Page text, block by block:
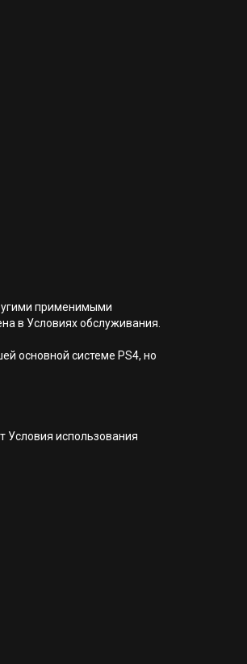
применимыми
в Условиях обслуживания.
основной системе PS4, но
Условия использования